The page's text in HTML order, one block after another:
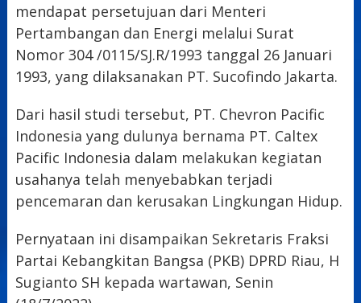
mendapat persetujuan dari Menteri
Pertambangan dan Energi melalui Surat
Nomor 304 /0115/SJ.R/1993 tanggal 26 Januari
1993, yang dilaksanakan PT. Sucofindo Jakarta.
Dari hasil studi tersebut, PT. Chevron Pacific
Indonesia yang dulunya bernama PT. Caltex
Pacific Indonesia dalam melakukan kegiatan
usahanya telah menyebabkan terjadi
pencemaran dan kerusakan Lingkungan Hidup.
Pernyataan ini disampaikan Sekretaris Fraksi
Partai Kebangkitan Bangsa (PKB) DPRD Riau, H
Sugianto SH kepada wartawan, Senin